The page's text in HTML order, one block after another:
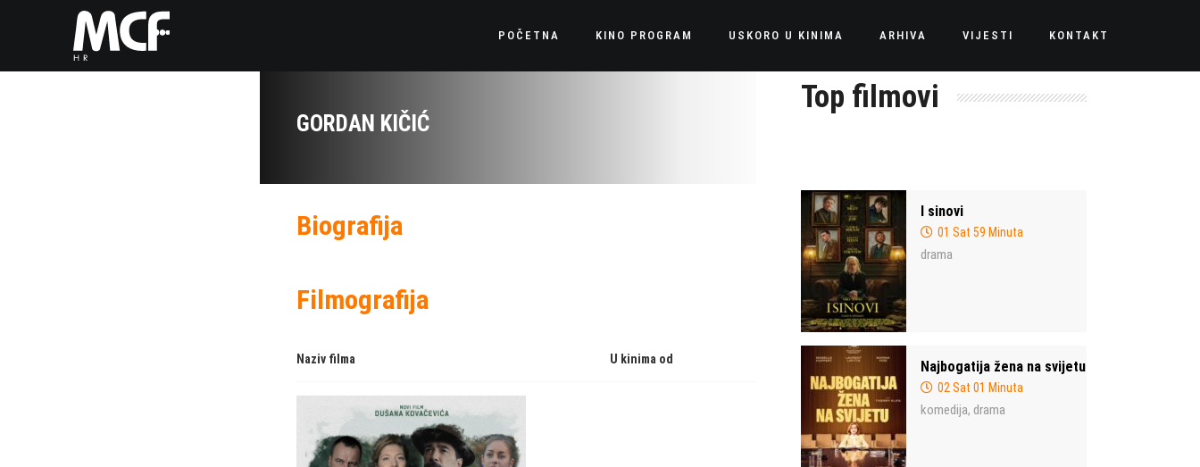
POČETNA KINO PROGRAM USKORO U KINIMA ARHIVA VIJESTI KONTAKT
GORDAN KIČIĆ
Biografija
Filmografija
Naziv filma U kinima od
Top filmovi
I sinovi
01 Sat 59 Minuta
drama
Najbogatija žena na svijetu
02 Sat 01 Minuta
komedija, drama